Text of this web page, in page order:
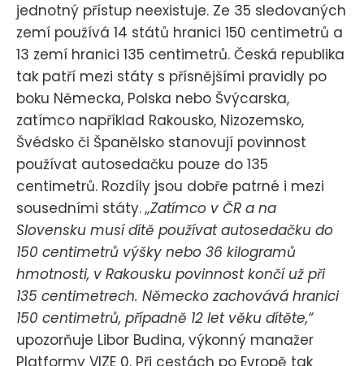
jednotný přístup neexistuje. Ze 35 sledovaných
zemí používá 14 států hranici 150 centimetrů a
13 zemí hranici 135 centimetrů. Česká republika
tak patří mezi státy s přísnějšími pravidly po
boku Německa, Polska nebo Švýcarska,
zatímco například Rakousko, Nizozemsko,
Švédsko či Španělsko stanovují povinnost
používat autosedačku pouze do 135
centimetrů. Rozdíly jsou dobře patrné i mezi
sousedními státy.„Zatímco v ČR a na
Slovensku musí dítě používat autosedačku do
150 centimetrů výšky nebo 36 kilogramů
hmotnosti, v Rakousku povinnost končí už při
135 centimetrech. Německo zachovává hranici
150 centimetrů, případně 12 let věku dítěte,“
upozorňuje Libor Budina, výkonný manažer